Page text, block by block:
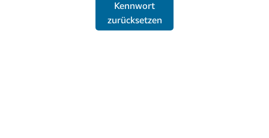
Kennwort
zurücksetzen